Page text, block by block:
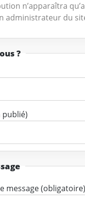
n’apparaîtra
administrateur du
?
publié)
Texte de votre message (obligatoire)